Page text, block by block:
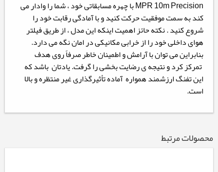
MPR 10m Precision با چهره مسابقاتی خود ، شما را وادار می
کند به سمت موفقیت حرکت کنید و با آمادگی رقابت خود را
شروع کنید . نکته حائز اهمیت اینکه این مدل ، از طریق فیلتر
هوای داخلی خود را از خرابی مکانیکی در امان نگه می دارد.
بنابراین می توان با آرامش و اطمینان خاطر صرفاً روی هدف
تمرکز کرد و نتیجه ی رضایت بخشی را گرفت. یادتان باشد که
این تفنگ ارزشمند همواره آماده تأثیرگذاری غیر منتظره و بالا
است.
محصولات مرتبط